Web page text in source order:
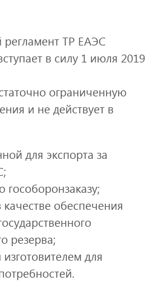
ТР ЕАЭС
в силу 1 июля 2019
ограниченную
и не действует в
для экспорта за
гособоронзаказу;
обеспечения
резерва;
для